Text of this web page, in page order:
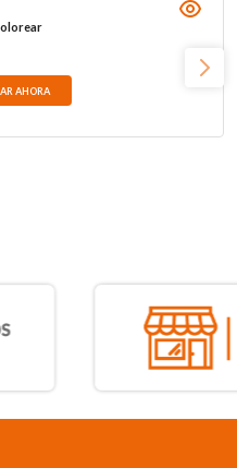
AHORA